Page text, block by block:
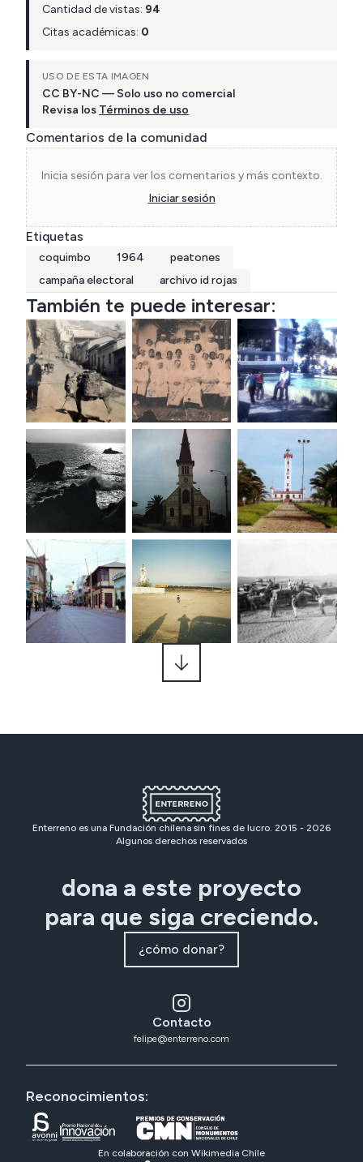
Cantidad de vistas: 94
Citas académicas: 0
USO DE ESTA IMAGEN
CC BY-NC — Solo uso no comercial
Revisa los Términos de uso
Comentarios de la comunidad
Inicia sesión para ver los comentarios y más contexto.
Iniciar sesión
Etiquetas
coquimbo 1964
peatones
campaña electoral
archivo id rojas
También te puede interesar:
Enterreno es una Fundación chilena sin fines de lucro. 2015 - 2026
Algunos derechos reservados
dona a este proyecto
para que siga creciendo.
¿cómo donar?
Contacto
felipe@enterreno.com
Reconocimientos:
En colaboración con Wikimedia Chile